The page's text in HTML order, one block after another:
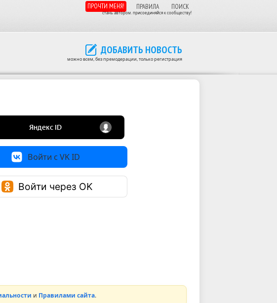
ПРОЧТИ МЕНЯ! ПРАВИЛА ПОИСК
стань автором. присоединяйся к сообществу!
ДОБАВИТЬ НОВОСТЬ
можно всем, без премодерации, только регистрация
Войти с VK ID
Войти через OK
и Правилами сайта.